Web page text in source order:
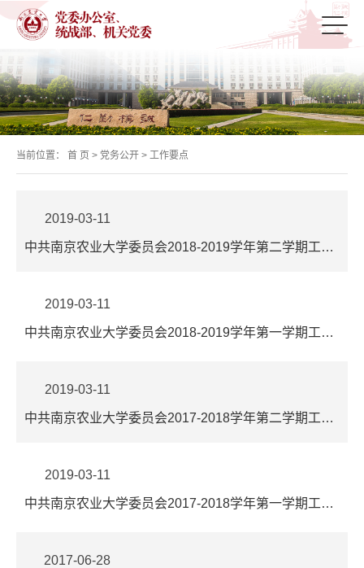
当前位置： 首 页 > 党务公开 > 工作要点
2019-03-11
中共南京农业大学委员会2018-2019学年第二学期工作要点
2019-03-11
中共南京农业大学委员会2018-2019学年第一学期工作要点
2019-03-11
中共南京农业大学委员会2017-2018学年第二学期工作要点
2019-03-11
中共南京农业大学委员会2017-2018学年第一学期工作要点
2017-06-28